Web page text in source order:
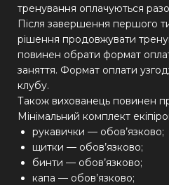
тренування оплачуються
Після завершення першого
рішення продовжувати
повинен обрати формат
заняття. Формат оплати
клубу.
Також вихованець повинен
Мінімальний комплект
рукавички — обов’язково;
щитки — обов’язково;
бинти — обов’язково;
капа — обов’язково;